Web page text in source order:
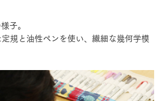
子。
規と油性ペンを使い、繊細な幾何学模